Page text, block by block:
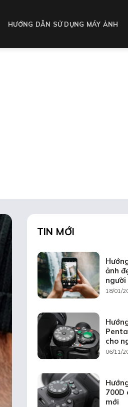
HƯỚNG DẪN SỬ DỤNG MÁY ẢNH
TIN MỚI
ảnh
người
18/01/
cho
06/11/
700D
mới